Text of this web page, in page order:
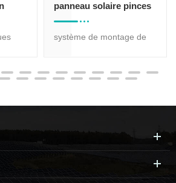
offrent
aux
panneau solaire pinces
de module sans cadre
système de montage de
panneaux sans cadre.